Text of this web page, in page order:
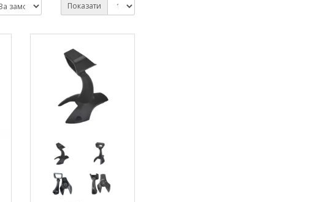
Показати